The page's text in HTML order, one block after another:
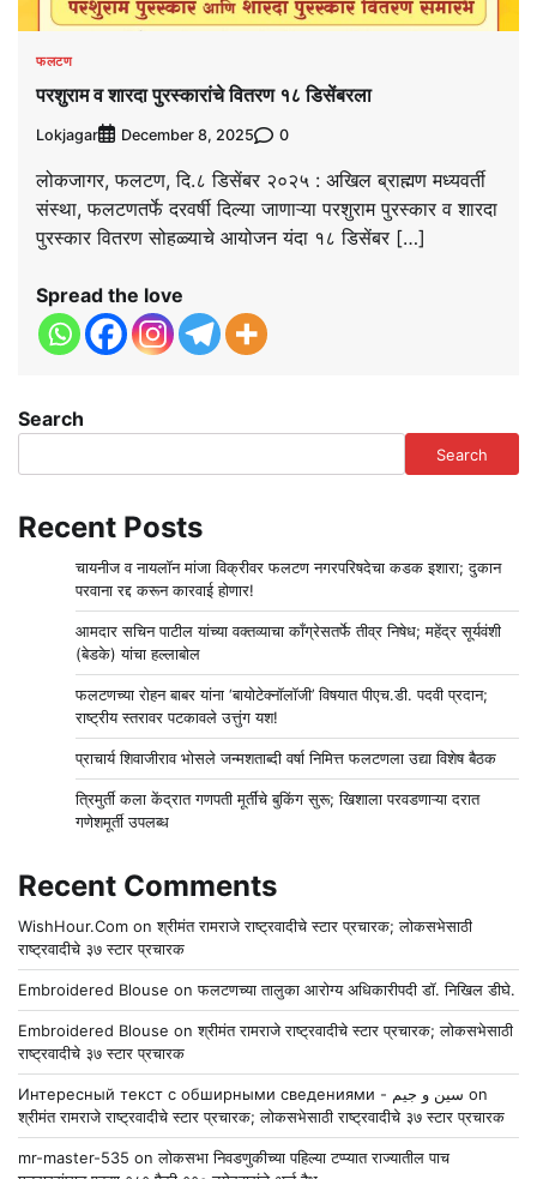
फलटण
परशुराम व शारदा पुरस्कारांचे वितरण १८ डिसेंबरला
Lokjagar December 8, 2025 0
लोकजागर, फलटण, दि.८ डिसेंबर २०२५ : अखिल ब्राह्मण मध्यवर्ती
संस्था, फलटणतर्फे दरवर्षी दिल्या जाणाऱ्या परशुराम पुरस्कार व शारदा
पुरस्कार वितरण सोहळ्याचे आयोजन यंदा १८ डिसेंबर […]
Spread the love
Search
Search
Recent Posts
चायनीज व नायलॉन मांजा विक्रीवर फलटण नगरपरिषदेचा कडक इशारा; दुकान
परवाना रद्द करून कारवाई होणार!
आमदार सचिन पाटील यांच्या वक्तव्याचा काँग्रेसतर्फे तीव्र निषेध; महेंद्र सूर्यवंशी
(बेडके) यांचा हल्लाबोल
फलटणच्या रोहन बाबर यांना ‘बायोटेक्नॉलॉजी’ विषयात पीएच.डी. पदवी प्रदान;
राष्ट्रीय स्तरावर पटकावले उत्तुंग यश!
प्राचार्य शिवाजीराव भोसले जन्मशताब्दी वर्षा निमित्त फलटणला उद्या विशेष बैठक
त्रिमुर्ती कला केंद्रात गणपती मूर्तींचे बुकिंग सुरू; खिशाला परवडणाऱ्या दरात
गणेशमूर्ती उपलब्ध
Recent Comments
WishHour.Com onश्रीमंत रामराजे राष्ट्रवादीचे स्टार प्रचारक; लोकसभेसाठी
राष्ट्रवादीचे ३७ स्टार प्रचारक
Embroidered Blouse onफलटणच्या तालुका आरोग्य अधिकारीपदी डॉ. निखिल डीघे.
Embroidered Blouse onश्रीमंत रामराजे राष्ट्रवादीचे स्टार प्रचारक; लोकसभेसाठी
राष्ट्रवादीचे ३७ स्टार प्रचारक
Интересный текст с обширными сведениями - سين و جيم on
श्रीमंत रामराजे राष्ट्रवादीचे स्टार प्रचारक; लोकसभेसाठी राष्ट्रवादीचे ३७ स्टार प्रचारक
mr-master-535 onलोकसभा निवडणुकीच्या पहिल्या टप्प्यात राज्यातील पाच